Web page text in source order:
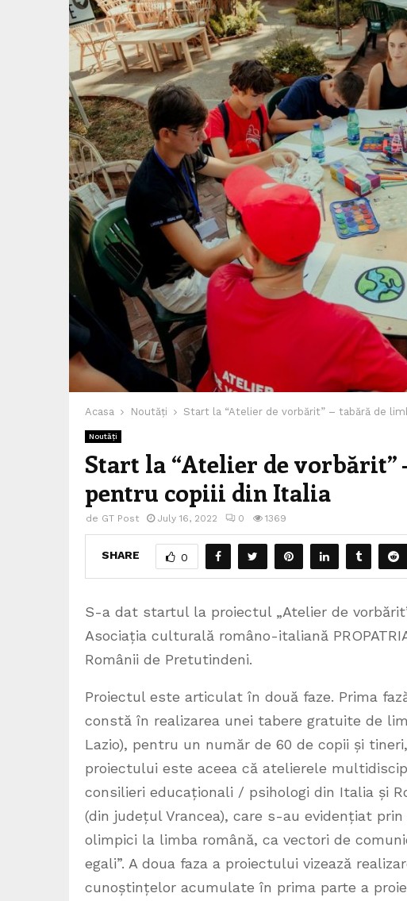
Acasa Noutăți Start la “Atelier de vorbărit” – tabără de
Noutăți
Start la “Atelier de vorbărit”
pentru copiii din Italia
de GT Post July 16, 2022 0 1369
SHARE 0
S-a dat startul la proiectul „Atelier de
Asociația culturală româno-italiană
Românii de Pretutindeni.
Proiectul este articulat în două faze. Prima
constă în realizarea unei tabere gratuite de
Lazio), pentru un număr de 60 de copii și
proiectului este aceea că atelierele
consilieri educaționali / psihologi din Italia și
(din județul Vrancea), care s-au evidențiat
olimpici la limba română, ca vectori de
egali”. A doua faza a proiectului vizează
cunoștințelor acumulate în prima parte a